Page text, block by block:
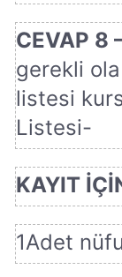
CEVAP 8
gerekli
listesi
Listesi-
KAYIT
1Adet